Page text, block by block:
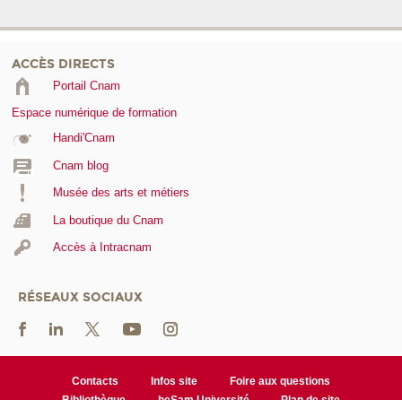
ACCÈS DIRECTS
Portail Cnam
Espace numérique de formation
Handi'Cnam
Cnam blog
Musée des arts et métiers
La boutique du Cnam
Accès à Intracnam
RÉSEAUX SOCIAUX
Contacts Infos site
Foire aux questions